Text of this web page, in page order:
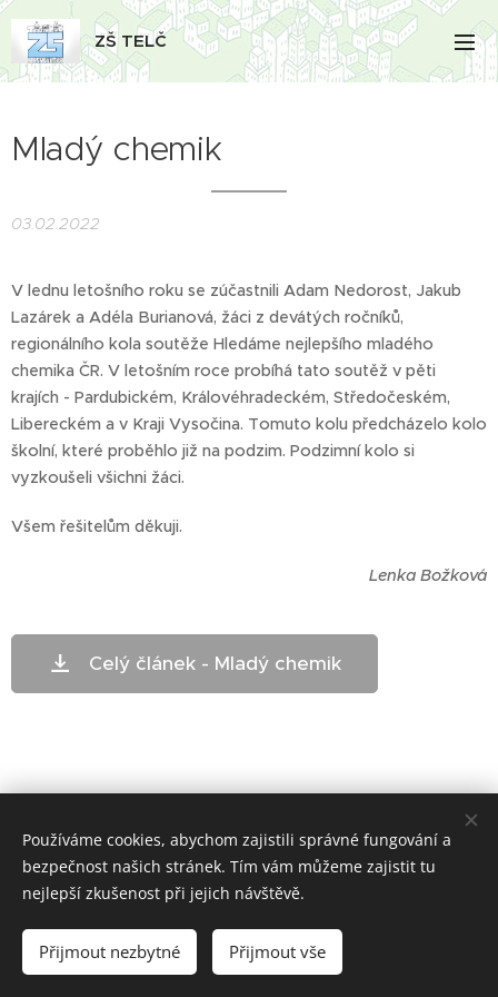
ZŠ TELČ
Mladý chemik
03.02.2022
V lednu letošního roku se zúčastnili Adam Nedorost, Jakub
Lazárek a Adéla Burianová, žáci z devátých ročníků,
regionálního kola soutěže Hledáme nejlepšího mladého
chemika ČR. V letošním roce probíhá tato soutěž v pěti
krajích - Pardubickém, Královéhradeckém, Středočeském,
Libereckém a v Kraji Vysočina. Tomuto kolu předcházelo kolo
školní, které proběhlo již na podzim. Podzimní kolo si
vyzkoušeli všichni žáci.
Všem řešitelům děkuji.
Lenka Božková
Celý článek - Mladý chemik
ZŠ Telč - bloxx.cz
Používáme cookies, abychom zajistili správné fungování a
bezpečnost našich stránek. Tím vám můžeme zajistit tu
nejlepší zkušenost při jejich návštěvě.
Přijmout nezbytné Přijmout vše